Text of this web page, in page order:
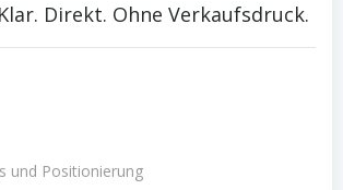
Direkt. Ohne Verkaufsdruck.
und Positionierung